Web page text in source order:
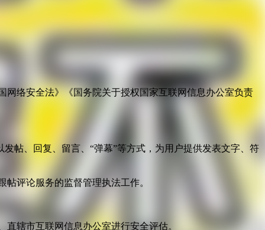
络安全法》《国务院关于授权国家互联网信息办公室负责
帖、回复、留言、“弹幕”等方式，为用户提供发表文字、符
评论服务的监督管理执法工作。
辖市互联网信息办公室进行安全评估。